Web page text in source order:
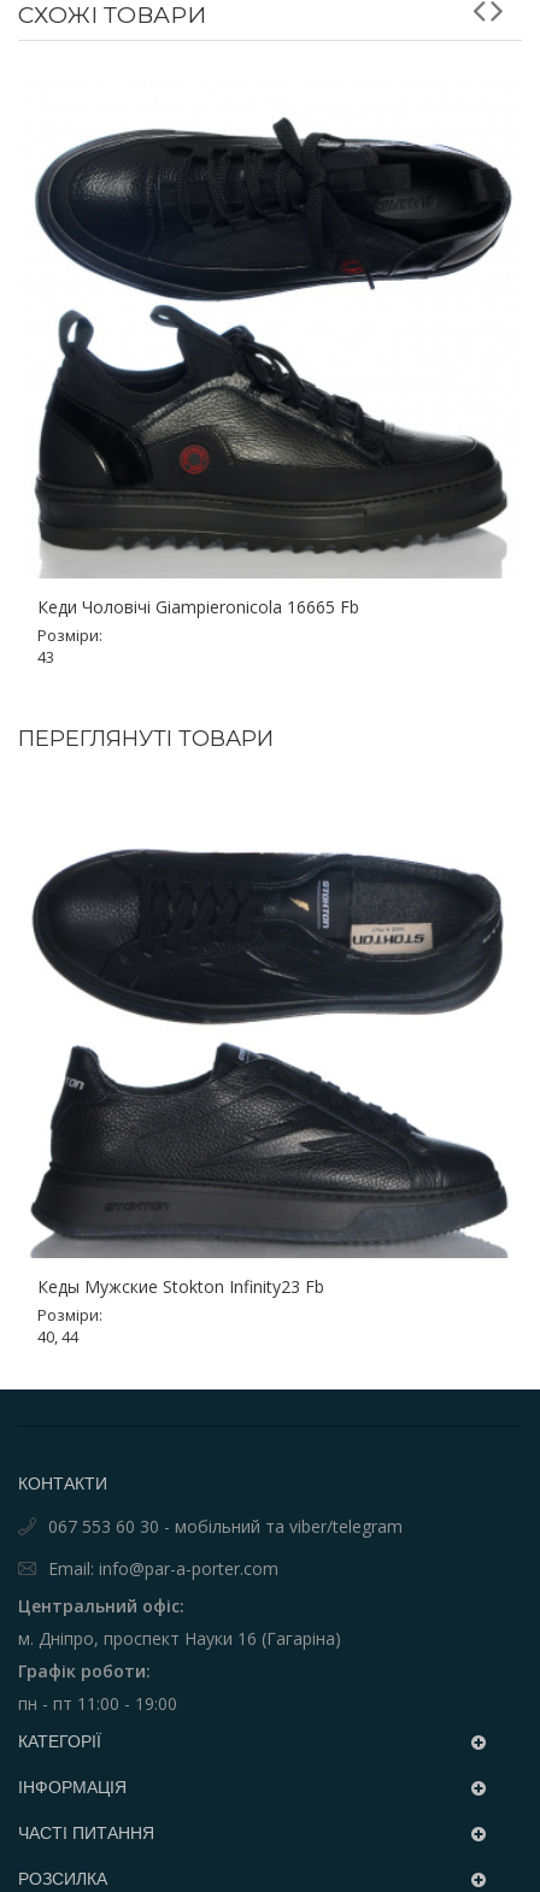
СХОЖІ ТОВАРИ
Кеди Чоловічі Giampieronicola 16665 Fb
Розміри:
43
ПЕРЕГЛЯНУТІ ТОВАРИ
Кеды Мужские Stokton Infinity23 Fb
Розміри:
40, 44
КОНТАКТИ
067 553 60 30 - мобільний та viber/telegram
Email: info@par-a-porter.com
Центральний офіс:
м. Дніпро, проспект Науки 16 (Гагаріна)
Графік роботи:
пн - пт 11:00 - 19:00
КАТЕГОРІЇ
ІНФОРМАЦІЯ
ЧАСТІ ПИТАННЯ
РОЗСИЛКА